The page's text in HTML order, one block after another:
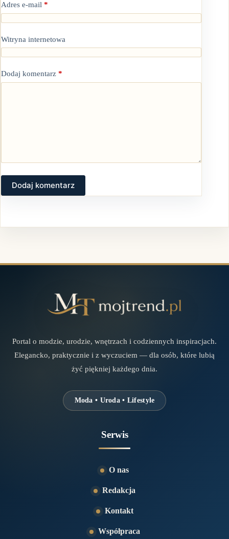
Adres e-mail *
Witryna internetowa
Dodaj komentarz *
Dodaj komentarz
Portal o modzie, urodzie, wnętrzach i codziennych inspiracjach.
Elegancko, praktycznie i z wyczuciem — dla osób, które lubią
żyć piękniej każdego dnia.
Moda • Uroda • Lifestyle
Serwis
O nas
Redakcja
Kontakt
Współpraca